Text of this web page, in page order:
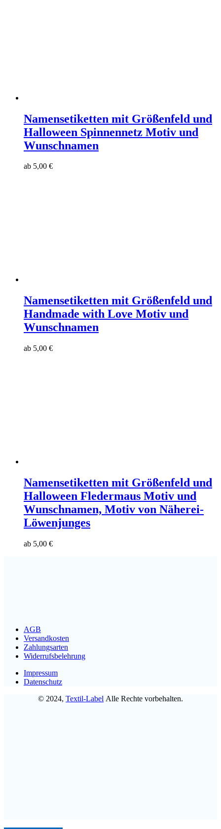
Namensetiketten mit Größenfeld und
Halloween Spinnennetz Motiv und
Wunschnamen
ab 5,00 €
Namensetiketten mit Größenfeld und
Handmade with Love Motiv und
Wunschnamen
ab 5,00 €
Namensetiketten mit Größenfeld und
Halloween Fledermaus Motiv und
Wunschnamen, Motiv von Näherei-
Löwenjunges
ab 5,00 €
AGB
Versandkosten
Zahlungsarten
Widerrufsbelehrung
Impressum
Datenschutz
© 2024, Textil-Label Alle Rechte vorbehalten.